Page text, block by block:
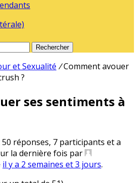
Rechercher
et Sexualité /Comment avouer
?
ses sentiments à
réponses, 7 participants et a
la dernière fois par
il y a 2 semaines et 3 jours.